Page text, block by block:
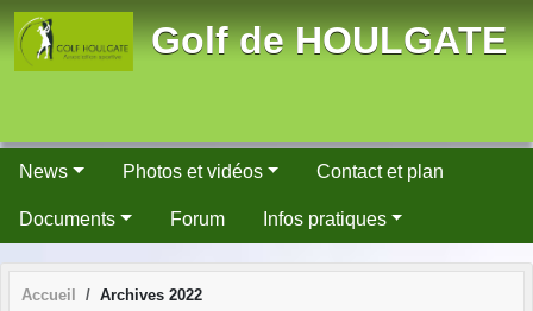
Golf de HOULGATE
News Photos et vidéos Contact et plan
Documents Forum Infos pratiques
Accueil Archives 2022
Panneau de gestion des cookies